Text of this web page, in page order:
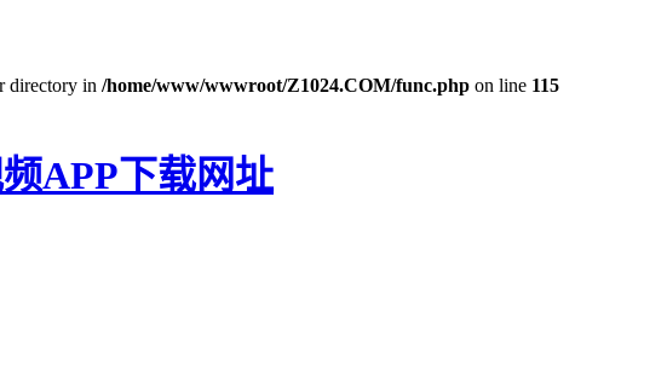
directory in /home/www/wwwroot/Z1024.COM/func.php on line 115
APP下载网址